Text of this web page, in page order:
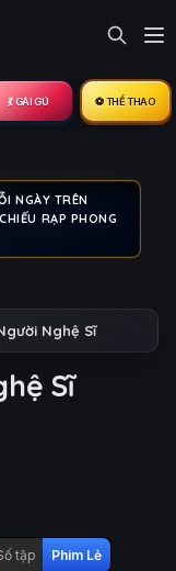
💃 GÁI GÚ ⚽ THỂ THAO
NGÀY TRÊN
RẠP PHONG
Nghệ Sĩ
Sĩ
tập Phim Lẻ